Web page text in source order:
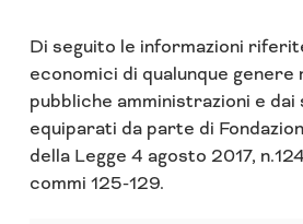
Di seguito le informazioni
economici di qualunque
pubbliche amministrazioni e dai
equiparati da parte di
della Legge 4 agosto 2017,
commi 125-129.